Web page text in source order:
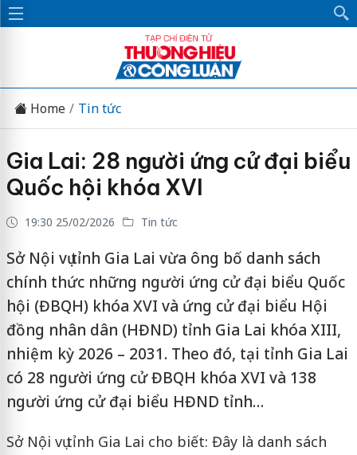
Home Tin tức
Gia Lai: 28 người ứng cử đại biểu
Quốc hội khóa XVI
19:30 25/02/2026 Tin tức
Sở Nội vụ tỉnh Gia Lai vừa ông bố danh sách
chính thức những người ứng cử đại biểu Quốc
hội (ĐBQH) khóa XVI và ứng cử đại biểu Hội
đồng nhân dân (HĐND) tỉnh Gia Lai khóa XIII,
nhiệm kỳ 2026 – 2031. Theo đó, tại tỉnh Gia Lai
có 28 người ứng cử ĐBQH khóa XVI và 138
người ứng cử đại biểu HĐND tỉnh…
Sở Nội vụ tỉnh Gia Lai cho biết: Đây là danh sách